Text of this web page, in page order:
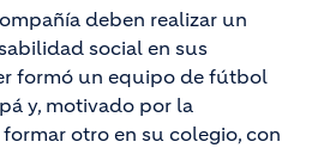
deben realizar un
social en sus
formó un equipo de fútbol
y, motivado por la
otro en su colegio, con